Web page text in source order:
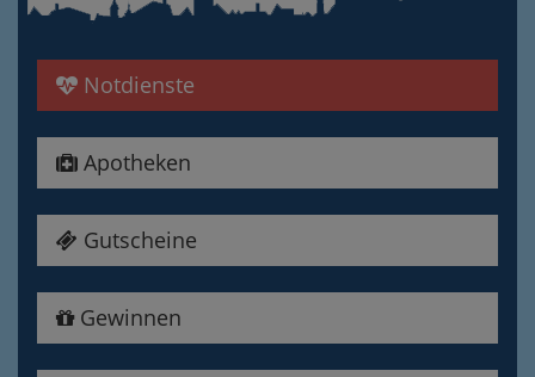
Notdienste
Apotheken
Gutscheine
Gewinnen